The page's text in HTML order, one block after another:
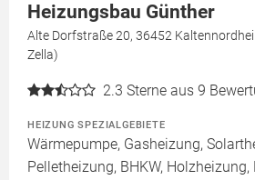
Heizungsbau Günther
Alte Dorfstraße 20, 36452
Zella)
2.3 Sterne aus 9
HEIZUNG SPEZIALGEBIETE
Wärmepumpe, Gasheizung,
Pelletheizung, BHKW,